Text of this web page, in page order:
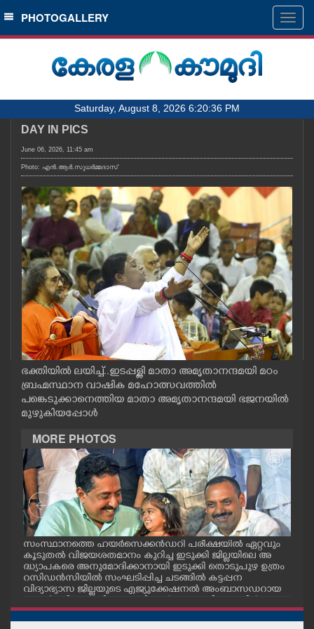
SECTIONS
HOME
NOTIFIED NEWS
KERALA
LOCAL
OBITUARY
NEWS 360
CASE DIARY
CINEMA
OPINION
PHOTOS
LIFESTYLE
SPIRITUAL
INFO+
ART
PHOTOGALLERY
Saturday, August 8, 2026 6:20:36 PM
DAY IN PICS
June 06, 2026, 11:45 am
Photo: എൻ.ആർ.സുധർമ്മദാസ്
ഭക്തിയിൽ ലയിച്ച്..ഇടപ്പള്ളി മാതാ അമൃതാനന്ദമയി മഠം
ബ്രഹ്മസ്ഥാന വാഷിക മഹോത്സവത്തിൽ
പങ്കെടുക്കാനെത്തിയ മാതാ അമൃതാനന്ദമയി ഭജനയിൽ
മുഴുകിയപ്പോൾ
MORE PHOTOS
സംസ്ഥാനത്തെ ഹയർസെക്കൻഡറി പരീക്ഷയിൽ ഏറ്റവും
കൂടുതൽ വിജയശതമാനം കുറിച്ച ഇടുക്കി ജില്ലയിലെ അ
ദ്ധ്യാപകരെ അനുമോദിക്കാനായി ഇടുക്കി തൊടുപുഴ ഉത്രം
റസിഡൻസിയിൽ സംഘടിപ്പിച്ച ചടങ്ങിൽ കട്ടപ്പന
വിദ്യാഭ്യാസ ജില്ലയുടെ എജ്യുക്കേഷനൽ അംബാസഡറായ
കുര്യാക്കോസ് എം.പിയും അഭിനന്ദിച്ചപ്പോൾ. ശാരീരിക പ
രിമിതികളെ അതിജീവിച്ച് പ്ലസ്ടു പരീക്ഷയിൽ എല്ലാ വിഷയ